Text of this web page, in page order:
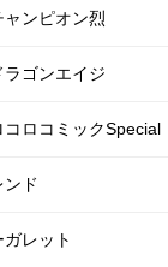
ャンピオン烈
ラゴンエイジ
コロコミックSpecial
ンド
レット